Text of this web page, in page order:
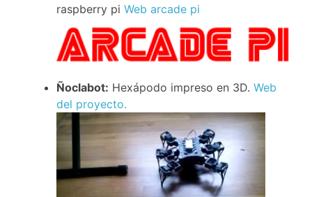
raspberry piWebarcade pi
Ñoclabot: Hexápodo impreso en 3D.Web
del proyecto.